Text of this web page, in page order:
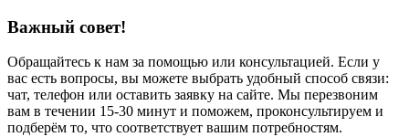
Важный совет!
Обращайтесь к нам за помощью или консультацией. Если у
вас есть вопросы, вы можете выбрать удобный способ связи:
чат, телефон или оставить заявку на сайте. Мы перезвоним
вам в течении 15-30 минут и поможем, проконсультируем и
подберём то, что соответствует вашим потребностям.